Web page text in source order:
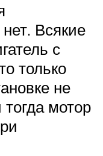
Всякие
с
только
не
мотор